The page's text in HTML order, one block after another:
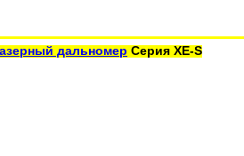
дальномер Серия XE-S